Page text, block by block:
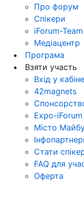
Про форум
Спікери
iForum-Team
Медіацентр
Програма
Взяти участь
Вхід у
42magnets
Expo-iForum
Місто
Стати
FAQ для
Оферта